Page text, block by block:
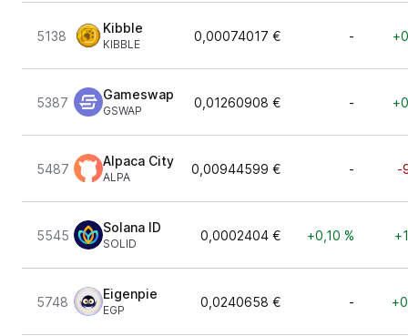
5138
Kibble
KIBBLE
0,00074017 € -
5387
Gameswap
GSWAP
0,01260908 € -
5487
Alpaca City
ALPA
0,00944599 € - -
5545
Solana ID
SOLID
0,0002404 € +0,10 %
5748
Eigenpie
EGP
0,0240658 € -